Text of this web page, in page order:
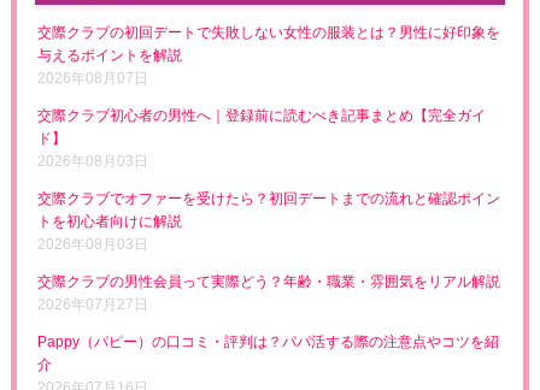
交際クラブの初回デートで失敗しない女性の服装とは？男性に好印象を
与えるポイントを解説
2026年08月07日
交際クラブ初心者の男性へ｜登録前に読むべき記事まとめ【完全ガイ
ド】
2026年08月03日
交際クラブでオファーを受けたら？初回デートまでの流れと確認ポイン
トを初心者向けに解説
2026年08月03日
交際クラブの男性会員って実際どう？年齢・職業・雰囲気をリアル解説
2026年07月27日
Pappy（パピー）の口コミ・評判は？パパ活する際の注意点やコツを紹
介